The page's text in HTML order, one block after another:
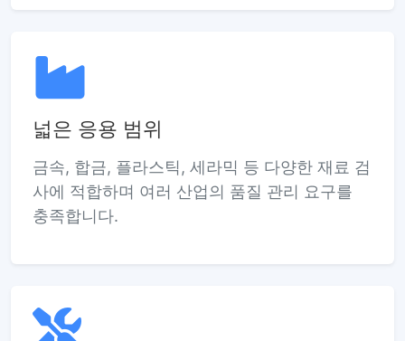
넓은 응용 범위
금속, 합금, 플라스틱, 세라믹 등 다양한 재료 검
사에 적합하며 여러 산업의 품질 관리 요구를
충족합니다.